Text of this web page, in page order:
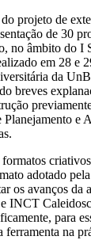
projeto de
de 30
no âmbito do I
em 28 e
da
breves
e
adotado
os avanços da
INCT
para
ferramenta na